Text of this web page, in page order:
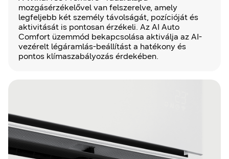
mozgásérzékelővel van felszerelve, amely
legfeljebb két személy távolságát, pozícióját és
aktivitását is pontosan érzékeli. Az AI Auto
Comfort üzemmód bekapcsolása aktiválja az AI-
vezérelt légáramlás-beállítást a hatékony és
pontos klímaszabályozás érdekében.